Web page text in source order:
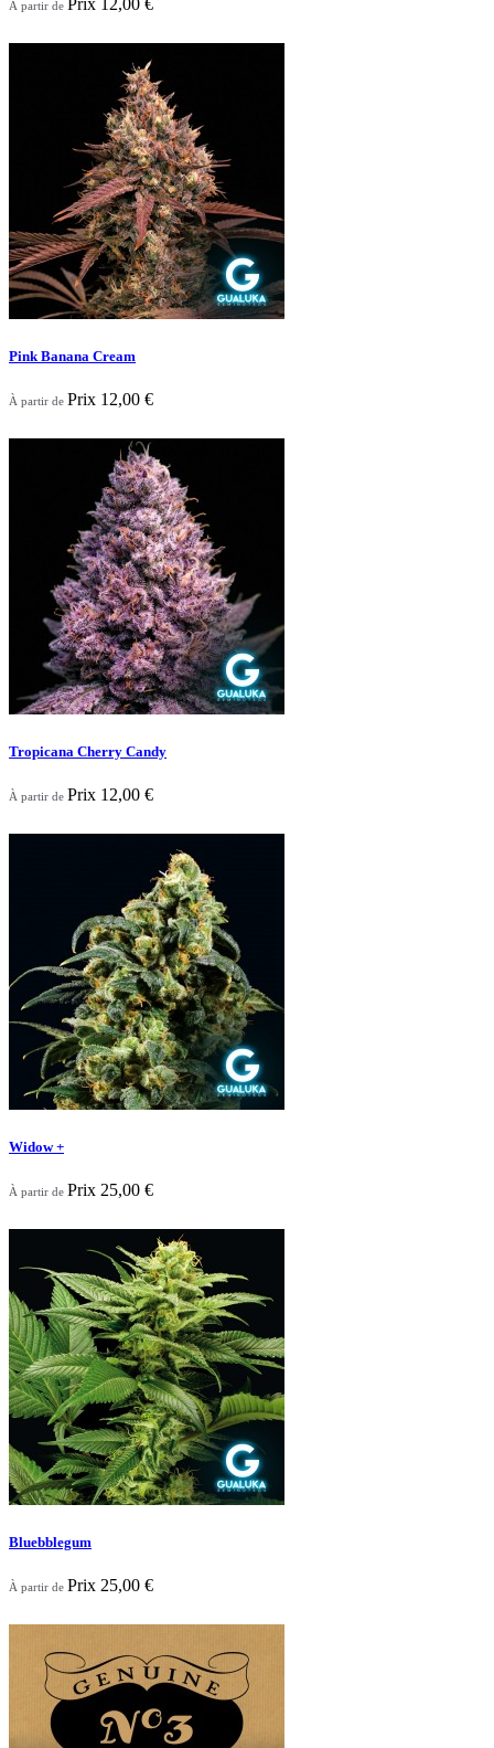
À partir de Prix 12,00 €
Aperçu rapide
Pink Banana Cream
À partir de Prix 12,00 €
Nouveau
Aperçu rapide
Tropicana Cherry Candy
À partir de Prix 12,00 €
Aperçu rapide
Widow +
À partir de Prix 25,00 €
Nouveau
Aperçu rapide
Bluebblegum
À partir de Prix 25,00 €
Nouveau
Aperçu rapide